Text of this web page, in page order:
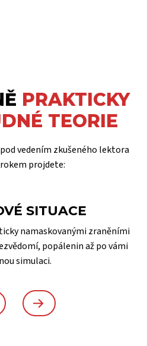
PRAKTICKY
TEORIE
vedením zkušeného lektora
projdete:
SITUACE
namaskovanými zraněními
popálenin až po vámi
simulaci.